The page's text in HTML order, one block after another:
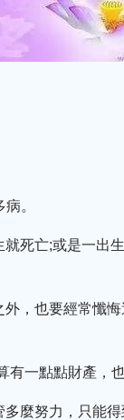
。
死亡;或是一出
，也要經常懺
一點點財產，
麼努力，只能